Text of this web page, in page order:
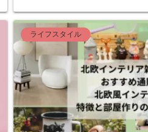
ライフスタイル